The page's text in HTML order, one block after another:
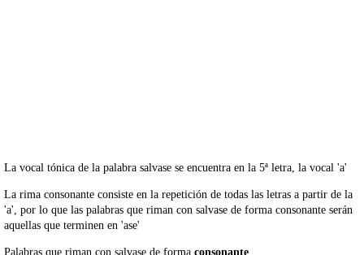
La vocal tónica de la palabra salvase se encuentra en la 5ª letra, la vocal 'a'
La rima consonante consiste en la repetición de todas las letras a partir de la
'a', por lo que las palabras que riman con salvase de forma consonante serán
aquellas que terminen en 'ase'
Palabras que riman con salvase de forma consonante